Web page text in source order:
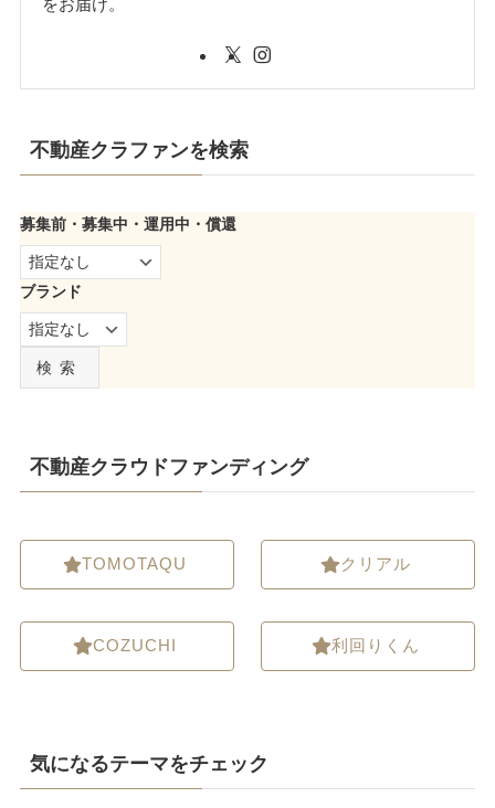
不動産クラファンを検索
募集前・募集中・運用中・償還
ブランド
検索
不動産クラウドファンディング
TOMOTAQU
COZUCHI
クリアル
利回りくん
気になるテーマをチェック